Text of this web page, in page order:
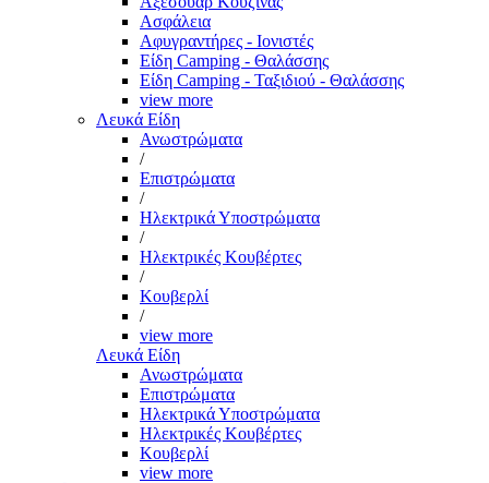
Ασφάλεια
Αφυγραντήρες - Ιονιστές
Είδη Camping - Θαλάσσης
Είδη Camping - Ταξιδιού - Θαλάσσης
view more
Λευκά Είδη
Ανωστρώματα
/
Επιστρώματα
/
Ηλεκτρικά Υποστρώματα
/
Ηλεκτρικές Κουβέρτες
/
Κουβερλί
/
view more
Λευκά Είδη
Ανωστρώματα
Επιστρώματα
Ηλεκτρικά Υποστρώματα
Ηλεκτρικές Κουβέρτες
Κουβερλί
view more